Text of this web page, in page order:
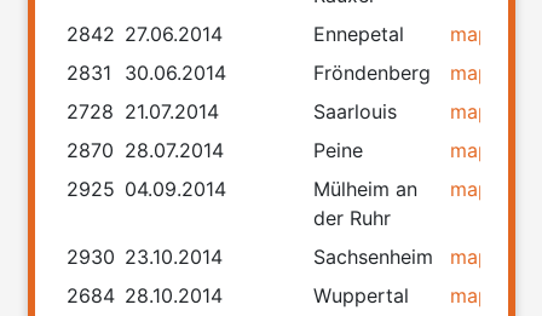
2842 27.06.2014 Ennepetal map
2831
30.06.2014 Fröndenberg map
2728 21.07.2014 Saarlouis map
2870 28.07.2014 Peine map
2925 04.09.2014
Mülheim an
der Ruhr
map
2930 23.10.2014 Sachsenheim map
2684 28.10.2014 Wuppertal map